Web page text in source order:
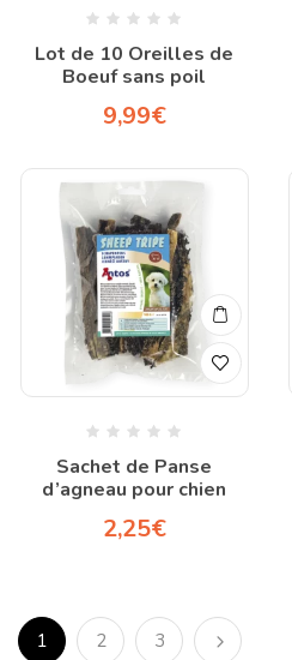
Lot de 10 Oreilles de
Boeuf sans poil
9,99€
Sachet de Panse
d’agneau pour chien
2,25€
1 2 3